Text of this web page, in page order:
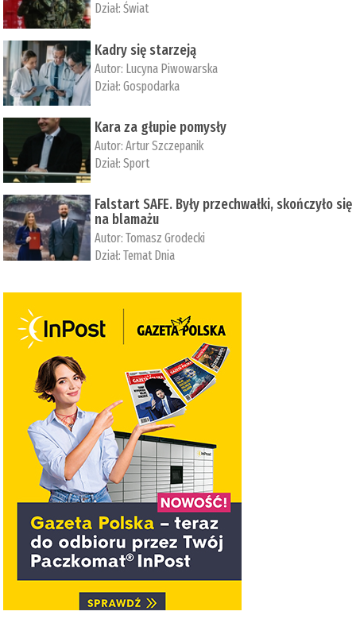
Dział:Świat
Kadry się starzeją
Autor: Lucyna Piwowarska
Dział:Gospodarka
Kara za głupie pomysły
Autor:Artur Szczepanik
Dział:Sport
Falstart SAFE. Były przechwałki, skończyło się
na blamażu
Autor:Tomasz Grodecki
Dział:Temat Dnia